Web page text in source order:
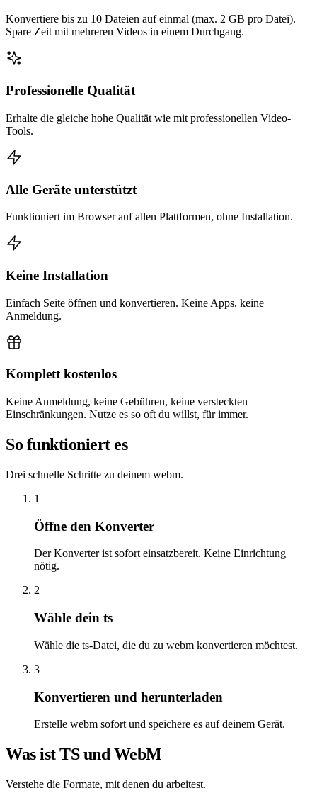
Konvertiere bis zu 10 Dateien auf einmal (max. 2 GB pro Datei).
Spare Zeit mit mehreren Videos in einem Durchgang.
Professionelle Qualität
Erhalte die gleiche hohe Qualität wie mit professionellen Video-
Tools.
Alle Geräte unterstützt
Funktioniert im Browser auf allen Plattformen, ohne Installation.
Keine Installation
Einfach Seite öffnen und konvertieren. Keine Apps, keine
Anmeldung.
Komplett kostenlos
Keine Anmeldung, keine Gebühren, keine versteckten
Einschränkungen. Nutze es so oft du willst, für immer.
So funktioniert es
Drei schnelle Schritte zu deinem webm.
1
Öffne den Konverter
Der Konverter ist sofort einsatzbereit. Keine Einrichtung
nötig.
2
Wähle dein ts
Wähle die ts-Datei, die du zu webm konvertieren möchtest.
3
Konvertieren und herunterladen
Erstelle webm sofort und speichere es auf deinem Gerät.
Was ist TS und WebM
Verstehe die Formate, mit denen du arbeitest.